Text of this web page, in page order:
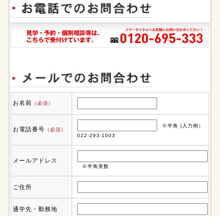
お名前 （必須）
お電話番号 （必須）
※半角 (入力例）
022-293-1003
メールアドレス
※半角英数
ご住所
通学先・勤務地